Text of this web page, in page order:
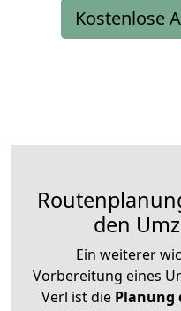
Kostenlose
den
Ein weiterer
Vorbereitung eines
Verl ist die Planung